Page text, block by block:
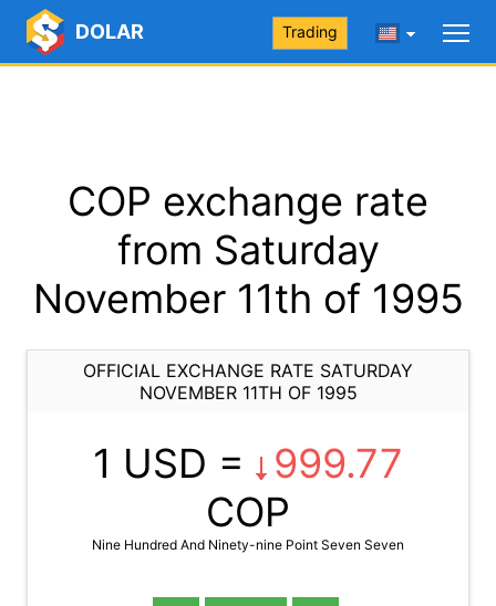
DOLAR Trading
COP exchange rate
from Saturday
November 11th of 1995
OFFICIAL EXCHANGE RATE SATURDAY
NOVEMBER 11TH OF 1995
1 USD =
999.77
COP
Nine Hundred And Ninety-nine Point Seven Seven